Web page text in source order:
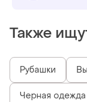
Также
Рубашки
Черная одежда